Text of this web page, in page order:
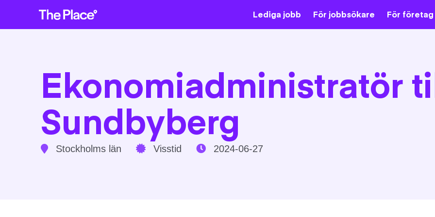
Lediga jobb För jobbsökare För företag
Ekonomiadministratör
Sundbyberg
Stockholms län Visstid 2024-06-27